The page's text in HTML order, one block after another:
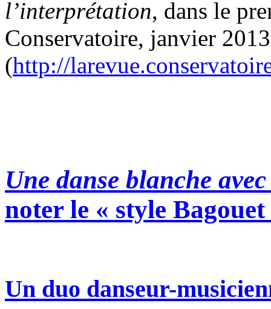
l’interprétation, dans le
Conservatoire, janvier 2013
(http://
Une danse blanche
noter le « style Bagouet
Un duo danseur-